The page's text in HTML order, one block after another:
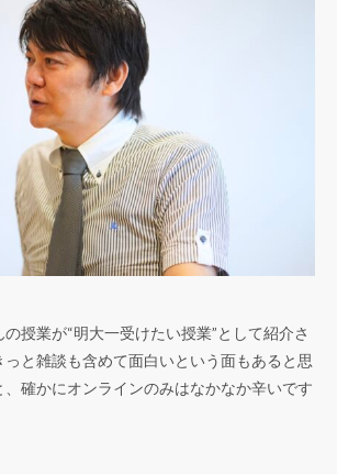
授業が“明大一受けたい授業”として紹介さ
と雑談も含めて面白いという面もあると思
確かにオンラインのみはなかなか辛いです